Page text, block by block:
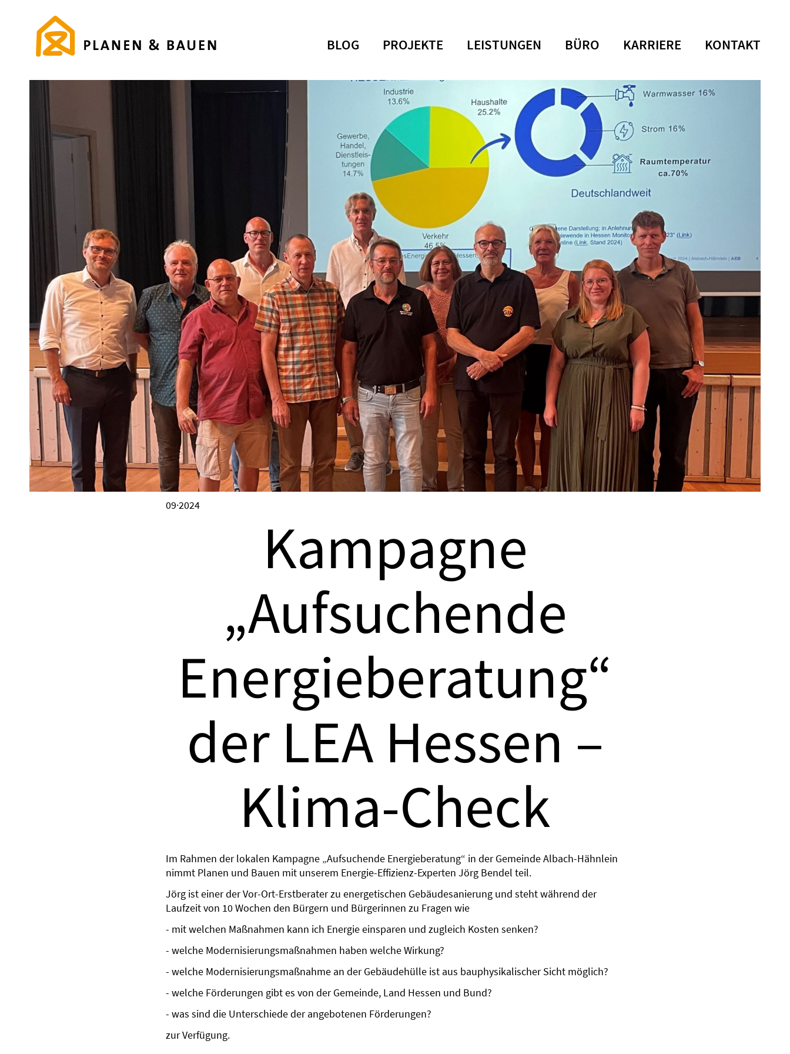
BLOG PROJEKTE LEISTUNGEN BÜRO KARRIERE KONTAKT
09·2024
Kampagne
„Aufsuchende
Energieberatung“
der LEA Hessen –
Klima-Check
Im Rahmen der lokalen Kampagne „Aufsuchende Energieberatung“ in der Gemeinde Albach-Hähnlein
nimmt Planen und Bauen mit unserem Energie-Effizienz-Experten Jörg Bendel teil.
Jörg ist einer der Vor-Ort-Erstberater zu energetischen Gebäudesanierung und steht während der
Laufzeit von 10 Wochen den Bürgern und Bürgerinnen zu Fragen wie
- mit welchen Maßnahmen kann ich Energie einsparen und zugleich Kosten senken?
- welche Modernisierungsmaßnahmen haben welche Wirkung?
- welche Modernisierungsmaßnahme an der Gebäudehülle ist aus bauphysikalischer Sicht möglich?
- welche Förderungen gibt es von der Gemeinde, Land Hessen und Bund?
- was sind die Unterschiede der angebotenen Förderungen?
zur Verfügung.